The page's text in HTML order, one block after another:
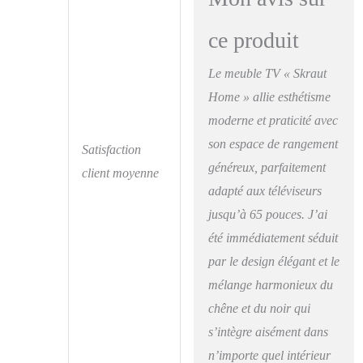
Satisfaction
client moyenne
TV avec porte, grande
Dimensions du
module: 51 cm. de
largeur, 45 cm. de
hauteur, 35 cm. de
chêne et noir avec un
veinage du bois
haute qualité. Système
Easy Packaging, vous
pourrez le transporter
facilement. Emballage
adapté pour un
transport facile, tous
nos colis pèsent moins
de 30 kgs et mesurent
moins de 120cm.
Garantie : Les produits
ce produit
Le meuble TV « Skraut
Home » allie esthétisme
moderne et praticité avec
son espace de rangement
généreux, parfaitement
adapté aux téléviseurs
jusqu’à 65 pouces. J’ai
été immédiatement séduit
par le design élégant et le
mélange harmonieux du
chêne et du noir qui
s’intègre aisément dans
n’importe quel intérieur